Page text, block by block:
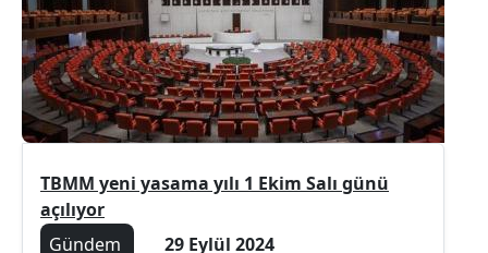
TBMM yeni yasama yılı 1 Ekim Salı günü
açılıyor
Gündem
29 Eylül 2024